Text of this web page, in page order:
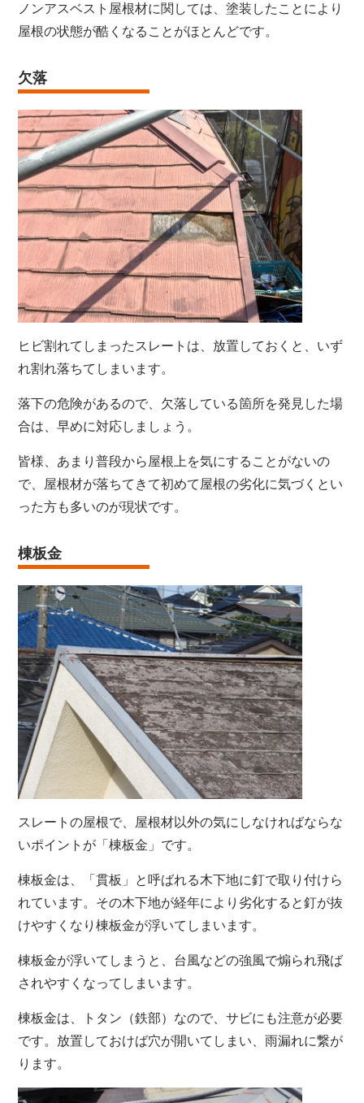
ノンアスベスト屋根材に関しては、塗装したことにより
屋根の状態が酷くなることがほとんどです。
欠落
ヒビ割れてしまったスレートは、放置しておくと、いず
れ割れ落ちてしまいます。
落下の危険があるので、欠落している箇所を発見した場
合は、早めに対応しましょう。
皆様、あまり普段から屋根上を気にすることがないの
で、屋根材が落ちてきて初めて屋根の劣化に気づくとい
った方も多いのが現状です。
棟板金
スレートの屋根で、屋根材以外の気にしなければならな
いポイントが「棟板金」です。
棟板金は、「貫板」と呼ばれる木下地に釘で取り付けら
れています。その木下地が経年により劣化すると釘が抜
けやすくなり棟板金が浮いてしまいます。
棟板金が浮いてしまうと、台風などの強風で煽られ飛ば
されやすくなってしまいます。
棟板金は、トタン（鉄部）なので、サビにも注意が必要
です。放置しておけば穴が開いてしまい、雨漏れに繋が
ります。